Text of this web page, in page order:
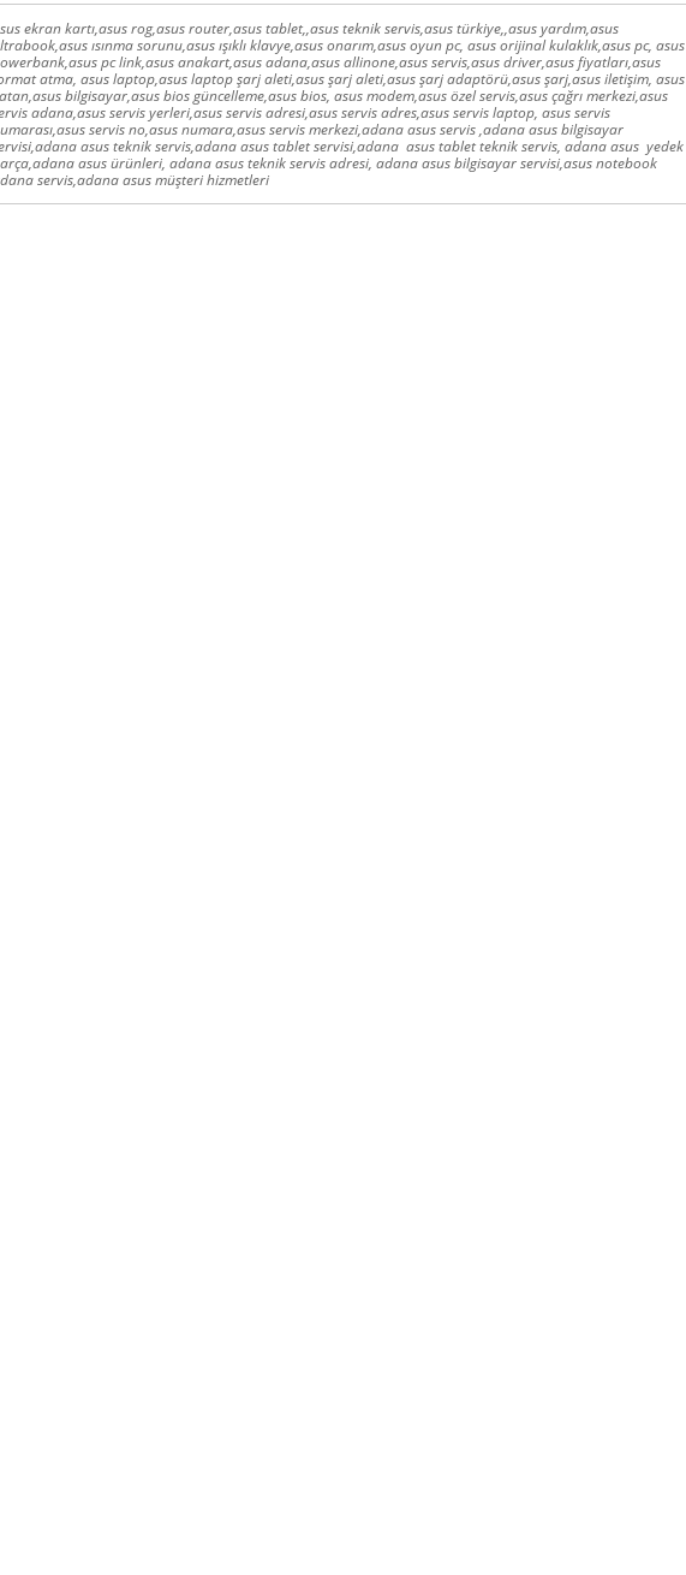
ekran kartı,asus rog,asus router,asus tablet,,asus teknik servis,asus türkiye,,asus yardım,asus
ısınma sorunu,asus ışıklı klavye,asus onarım,asus oyun pc, asus orijinal kulaklık,asus pc, asus
pc link,asus anakart,asus adana,asus allinone,asus servis,asus driver,asus fiyatları,asus
atma, asus laptop,asus laptop şarj aleti,asus şarj aleti,asus şarj adaptörü,asus şarj,asus iletişim, asus
bilgisayar,asus bios güncelleme,asus bios, asus modem,asus özel servis,asus çağrı merkezi,asus
adana,asus servis yerleri,asus servis adresi,asus servis adres,asus servis laptop, asus servis
servis no,asus numara,asus servis merkezi,adana asus servis ,adana asus bilgisayar
asus teknik servis,adana asus tablet servisi,adana asus tablet teknik servis, adana asus yedek
asus ürünleri, adana asus teknik servis adresi, adana asus bilgisayar servisi,asus notebook
servis,adana asus müşteri hizmetleri